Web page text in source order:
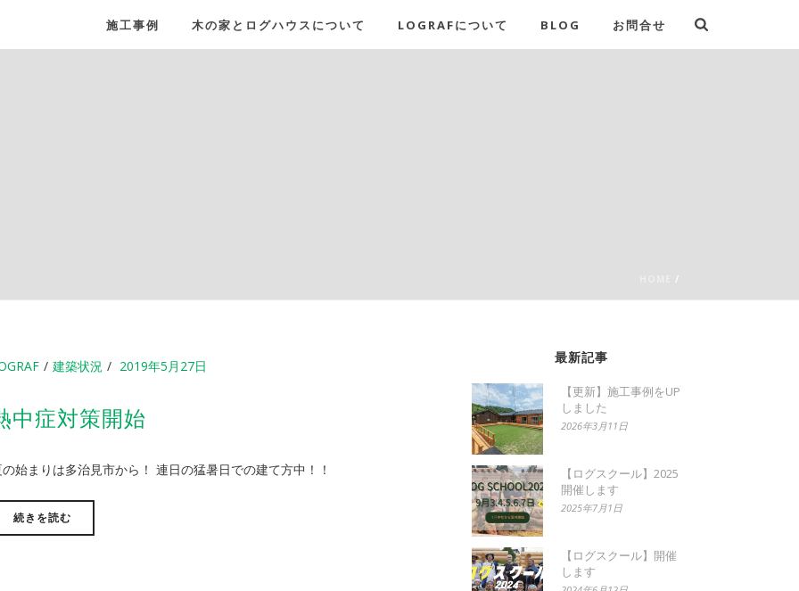
施工事例 木の家とログハウスについて LOGRAFについて BLOG お問合せ
/
建築状況 2019年5月27日
中症対策開始
始まりは多治見市から！ 連日の猛暑日での建て方中！！
続きを読む
最新記事
【更新】施工事例をUP
しました
2026年3月11日
【ログスクール】2025
開催します
2025年7月1日
【ログスクール】開催
します